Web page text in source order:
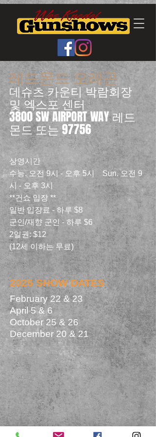
레드몬드 오레곤
데슈츠 카운티 박람회장
및 엑스포 센터
3800 SW AIRPORT WAY 레드
몬드 또는 97756
상영시간
수능. 오전 9시 - 오후 5시 Sun. 오전 9
시 - 오후 3시
**건쇼 입장 **
일반 입장료 - 하루 $8
군인/재향 군인 - 하루 $6
2일권: $12
(12세 이하는 무료)
2025 SHOW DATES
February 22 & 23
April 5 & 6
October 25 & 26
December 20 & 21